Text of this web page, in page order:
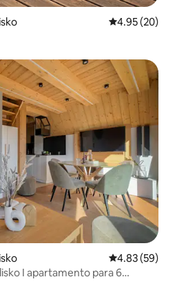
Calificación
4.95 (20)
Calificación
4.83 (59)
I apartamento para 6